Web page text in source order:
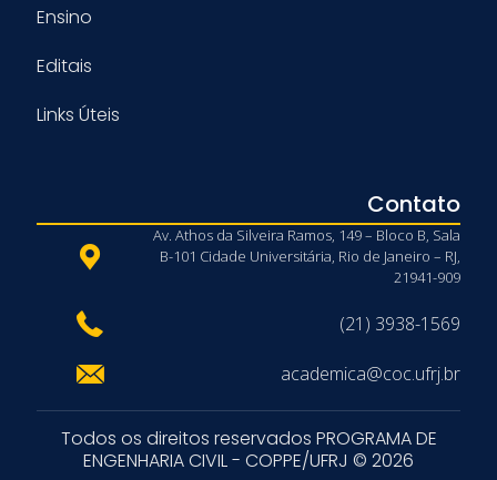
Ensino
Editais
Links Úteis
Contato
Av. Athos da Silveira Ramos, 149 – Bloco B, Sala
B-101 Cidade Universitária, Rio de Janeiro – RJ,
21941-909
(21) 3938-1569
academica@coc.ufrj.br
Todos os direitos reservados PROGRAMA DE
ENGENHARIA CIVIL - COPPE/UFRJ © 2026